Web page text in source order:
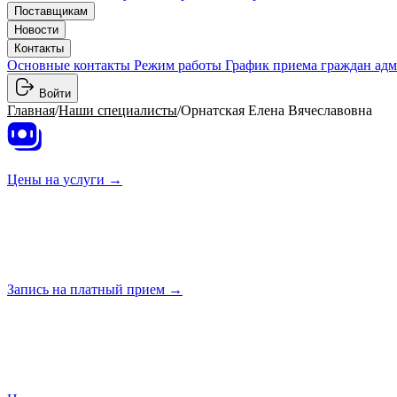
Поставщикам
Новости
Контакты
Основные контакты Режим работы График приема граждан
Войти
Главная/Наши специалисты/Орнатская Елена Вячеславовна
Цены на услуги →
Запись на платный прием →